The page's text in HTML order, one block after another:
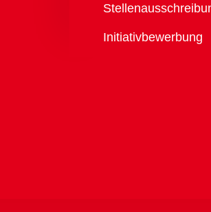
Initiativbewerbung